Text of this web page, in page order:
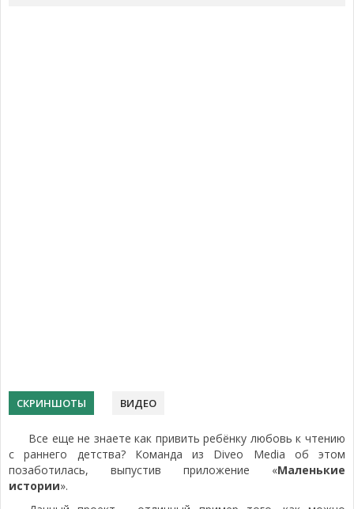
СКРИНШОТЫ ВИДЕО
Все еще не знаете как привить ребёнку любовь к чтению
с раннего детства? Команда из Diveo Media об этом
позаботилась, выпустив приложение «Маленькие
истории».